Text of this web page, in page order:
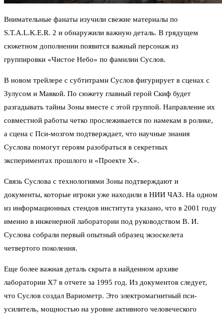
Внимательные фанаты изучили свежие материалы по
S.T.A.L.K.E.R. 2 и обнаружили важную деталь. В грядущем
сюжетном дополнении появится важный персонаж из
группировки «Чистое Небо» по фамилии Суслов.
В новом трейлере с субтитрами Суслов фигурирует в сценах с
Зулусом и Мавкой. По сюжету главный герой Скиф будет
разгадывать тайны Зоны вместе с этой группой. Направление их
совместной работы четко прослеживается по намекам в ролике,
а сцена с Пси-мозгом подтверждает, что научные знания
Суслова помогут героям разобраться в секретных
экспериментах прошлого и «Проекте Х».
Связь Суслова с технологиями Зоны подтверждают и
документы, которые игроки уже находили в НИИ ЧАЗ. На одном
из информационных стендов института указано, что в 2001 году
именно в инженерной лаборатории под руководством В. И.
Суслова собрали первый опытный образец экзоскелета
четвертого поколения.
Еще более важная деталь скрыта в найденном архиве
лаборатории X7 в отчете за 1995 год. Из документов следует,
что Суслов создал Вариометр. Это электромагнитный пси-
усилитель, мощностью на уровне активного человеческого